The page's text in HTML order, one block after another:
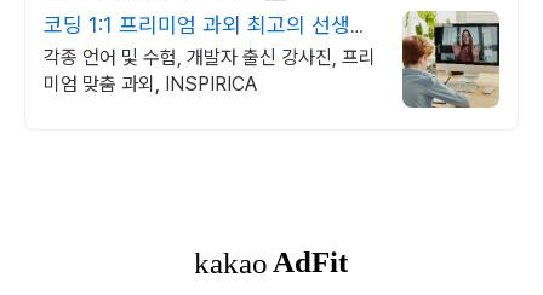
코딩 1:1 프리미엄 과외 최고의 선생님
들과 함께
각종 언어 및 수험, 개발자 출신 강사진, 프리
미엄 맞춤 과외, INSPIRICA